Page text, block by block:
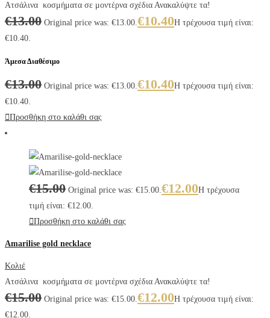
Ατσάλινα κοσμήματα σε μοντέρνα σχέδια Ανακαλύψτε τα!
€13.00 Original price was: €13.00.€10.40Η τρέχουσα τιμή είναι:
€10.40.
Άμεσα Διαθέσιμο
€13.00 Original price was: €13.00.€10.40Η τρέχουσα τιμή είναι:
€10.40.
Προσθήκη στο καλάθι σας
€15.00 Original price was: €15.00.€12.00Η τρέχουσα
τιμή είναι: €12.00.
Προσθήκη στο καλάθι σας
Amarilise gold necklace
Κολιέ
Ατσάλινα κοσμήματα σε μοντέρνα σχέδια Ανακαλύψτε τα!
€15.00 Original price was: €15.00.€12.00Η τρέχουσα τιμή είναι:
€12.00.